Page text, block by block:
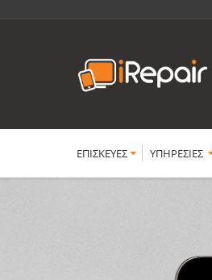
ΕΠΙΣΚΕΥΕΣ YΠΗΡΕΣΙΕΣ